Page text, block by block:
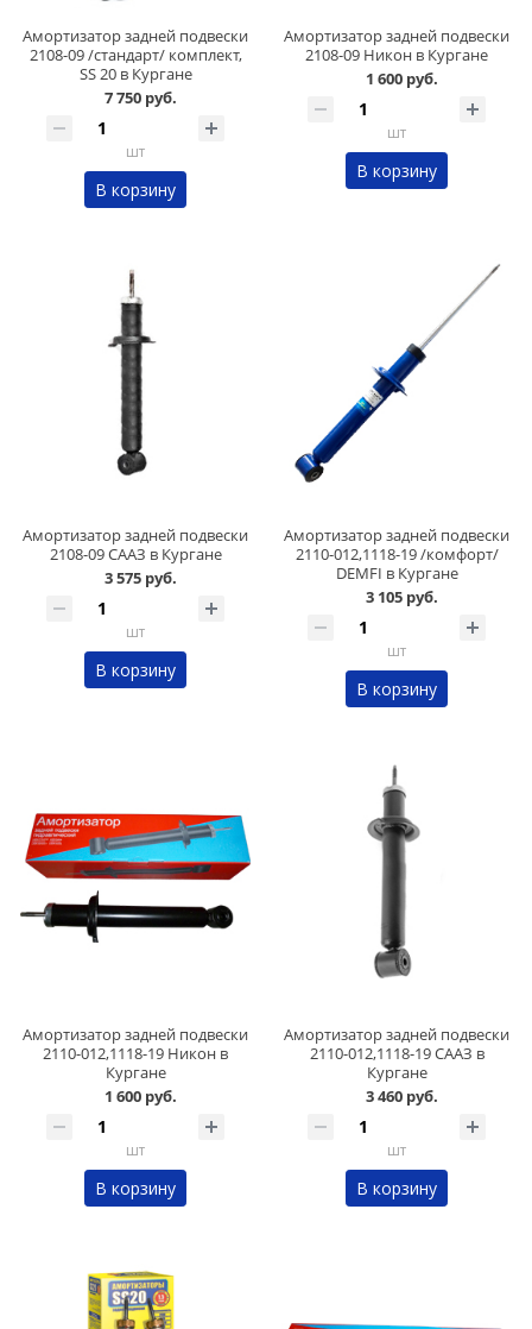
Амортизатор задней подвески
2108-09 /стандарт/ комплект,
SS 20 в Кургане
7 750 руб.
шт
В корзину
Амортизатор задней подвески
2108-09 Никон в Кургане
1 600 руб.
шт
В корзину
Амортизатор задней подвески
2108-09 СААЗ в Кургане
3 575 руб.
шт
В корзину
Амортизатор задней подвески
2110-012,1118-19 /комфорт/
DEMFI в Кургане
3 105 руб.
шт
В корзину
Амортизатор задней подвески
2110-012,1118-19 Никон в
Кургане
1 600 руб.
шт
В корзину
Амортизатор задней подвески
2110-012,1118-19 СААЗ в
Кургане
3 460 руб.
шт
В корзину